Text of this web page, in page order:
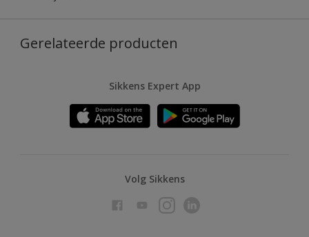
Gerelateerde producten
Sikkens Expert App
Volg Sikkens